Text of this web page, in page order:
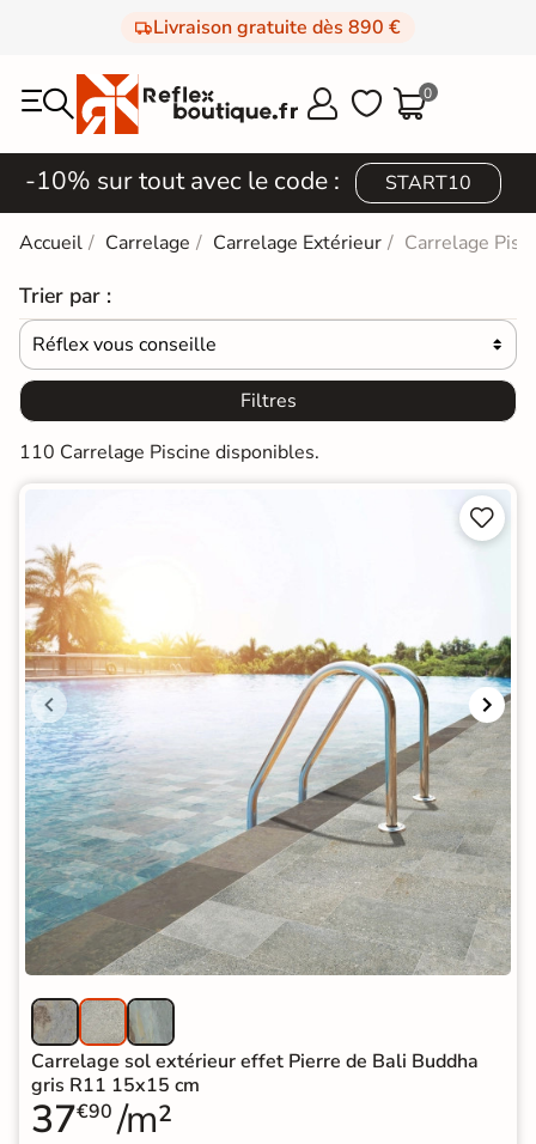
Livraison gratuite dès 890 €
  0
-10% sur tout avec le code : START10
Accueil Carrelage Carrelage Extérieur Carrelage
Trier par :
Réflex vous conseille 
Filtres
110 Carrelage Piscine disponibles.


Carrelage sol extérieur effet Pierre de Bali Buddha
gris R11 15x15 cm
37€90 /m²